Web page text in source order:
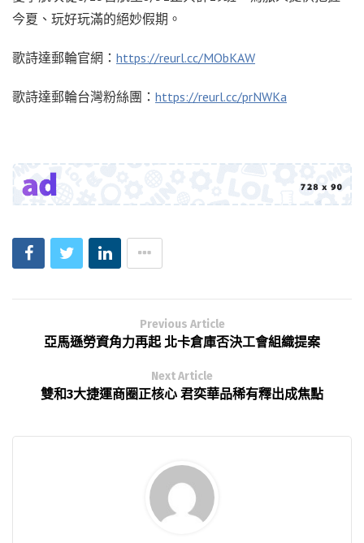
今夏、玩好玩滿的絕妙假期。
歌詩達郵輪官網： https://reurl.cc/MObKAW
歌詩達郵輪台灣粉絲團： https://reurl.cc/prNWKa
Previous Article
亞馬遜勞資角力再起 北卡倉庫否決工會組織提案
Next Article
雙和3大捷運商圈正核心 君奕華品稀有釋出成焦點